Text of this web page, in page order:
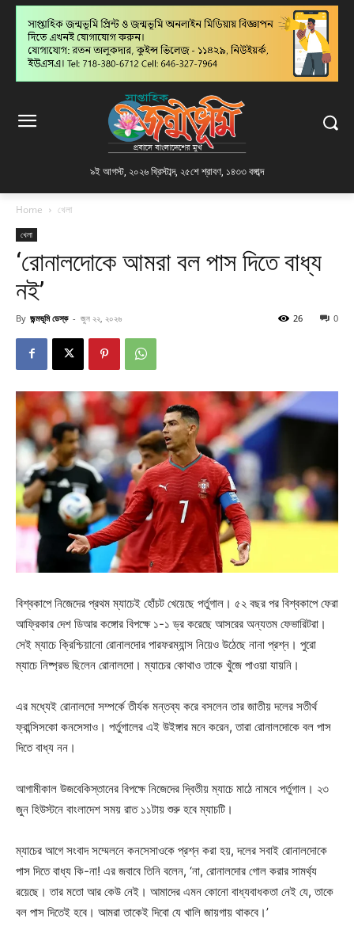
৯ই আগস্ট, ২০২৬ খ্রিস্টাব্দ, ২৫শে শ্রাবণ, ১৪৩৩ বঙ্গাব্দ
Home খেলা
খেলা
‘রোনালদোকে আমরা বল পাস দিতে বাধ্য
নই’
By জন্মভূমি ডেস্ক - জুন ২২, ২০২৬ 0
26
বিশ্বকাপে নিজেদের প্রথম ম্যাচেই হোঁচট খেয়েছে পর্তুগাল। ৫২ বছর পর বিশ্বকাপে ফেরা
আফ্রিকার দেশ ডিআর কঙ্গোর বিপক্ষে ১-১ ড্র করেছে আসরের অন্যতম ফেভারিটরা।
সেই ম্যাচে ক্রিশ্চিয়ানো রোনালদোর পারফরম্যান্স নিয়েও উঠেছে নানা প্রশ্ন। পুরো
ম্যাচে নিষ্প্রভ ছিলেন রোনালদো। ম্যাচের কোথাও তাকে খুঁজে পাওয়া যায়নি।
এর মধ্যেই রোনালদো সম্পর্কে তীর্যক মন্তব্য করে বসলেন তার জাতীয় দলের সতীর্থ
ফ্রান্সিসকো কনসেসাও। পর্তুগালের এই উইঙ্গার মনে করেন, তারা রোনালদোকে বল পাস
দিতে বাধ্য নন।
আগামীকাল উজবেকিস্তানের বিপক্ষে নিজেদের দ্বিতীয় ম্যাচে মাঠে নামবে পর্তুগাল। ২৩
জুন হিউস্টনে বাংলাদেশ সময় রাত ১১টায় শুরু হবে ম্যাচটি।
ম্যাচের আগে সংবাদ সম্মেলনে কনসেসাওকে প্রশ্ন করা হয়, দলের সবাই রোনালদোকে
পাস দিতে বাধ্য কি-না! এর জবাবে তিনি বলেন, ‘না, রোনালদোর গোল করার সামর্থ্য
রয়েছে। তার মতো আর কেউ নেই। আমাদের এমন কোনো বাধ্যবাধকতা নেই যে, তাকে
বল পাস দিতেই হবে। আমরা তাকেই দিবো যে খালি জায়গায় থাকবে।’